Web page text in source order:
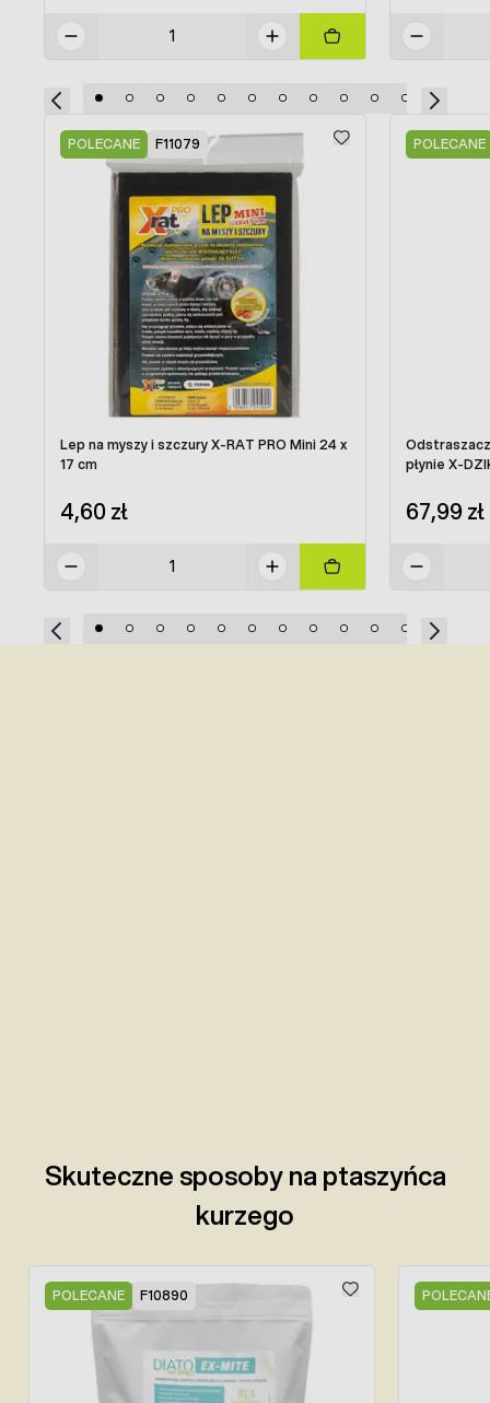
POLECANE F11079
Lep na myszy i szczury X-RAT PRO Mini 24 x
17 cm
4,60 zł
POLECANE
płynie X-
67,99 zł
Skuteczne sposoby na ptaszyńca
kurzego
Press to skip carousel
POLECANE F10890